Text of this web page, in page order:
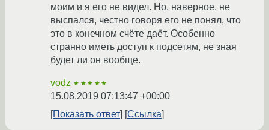
моим и я его не видел. Но, наверное, не
выспался, честно говоря его не понял, что
это в конечном счёте даёт. Особенно
странно иметь доступ к подсетям, не зная
будет ли он вообще.
vodz ★★★★★
15.08.2019 07:13:47 +00:00
Показать ответ
Ссылка